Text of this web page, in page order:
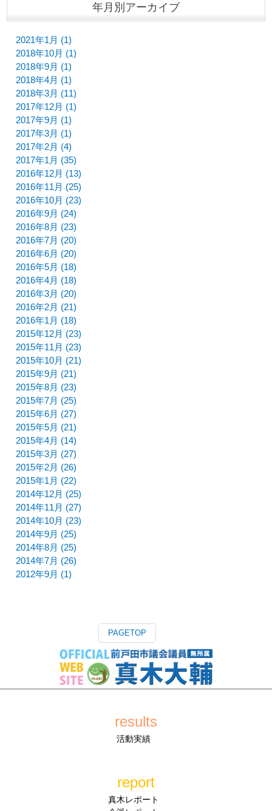
年月別アーカイブ
2021年1月 (1)
2018年10月 (1)
2018年9月 (1)
2018年4月 (1)
2018年3月 (11)
2017年12月 (1)
2017年9月 (1)
2017年3月 (1)
2017年2月 (4)
2017年1月 (35)
2016年12月 (13)
2016年11月 (25)
2016年10月 (23)
2016年9月 (24)
2016年8月 (23)
2016年7月 (20)
2016年6月 (20)
2016年5月 (18)
2016年4月 (18)
2016年3月 (20)
2016年2月 (21)
2016年1月 (18)
2015年12月 (23)
2015年11月 (23)
2015年10月 (21)
2015年9月 (21)
2015年8月 (23)
2015年7月 (25)
2015年6月 (27)
2015年5月 (21)
2015年4月 (14)
2015年3月 (27)
2015年2月 (26)
2015年1月 (22)
2014年12月 (25)
2014年11月 (27)
2014年10月 (23)
2014年9月 (25)
2014年8月 (25)
2014年7月 (26)
2012年9月 (1)
PAGETOP
results
活動実績
report
真木レポート